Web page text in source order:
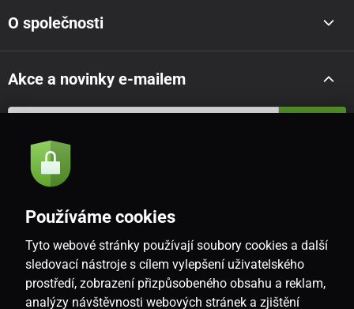
O společnosti
Akce a novinky e-mailem
Souhlasím se
CZ
Používáme cookies
Tyto webové stránky používají soubory cookies a další
sledovací nástroje s cílem vylepšení uživatelského
prostředí, zobrazení přizpůsobeného obsahu a reklam,
analýzy návštěvnosti webových stránek a zjištění